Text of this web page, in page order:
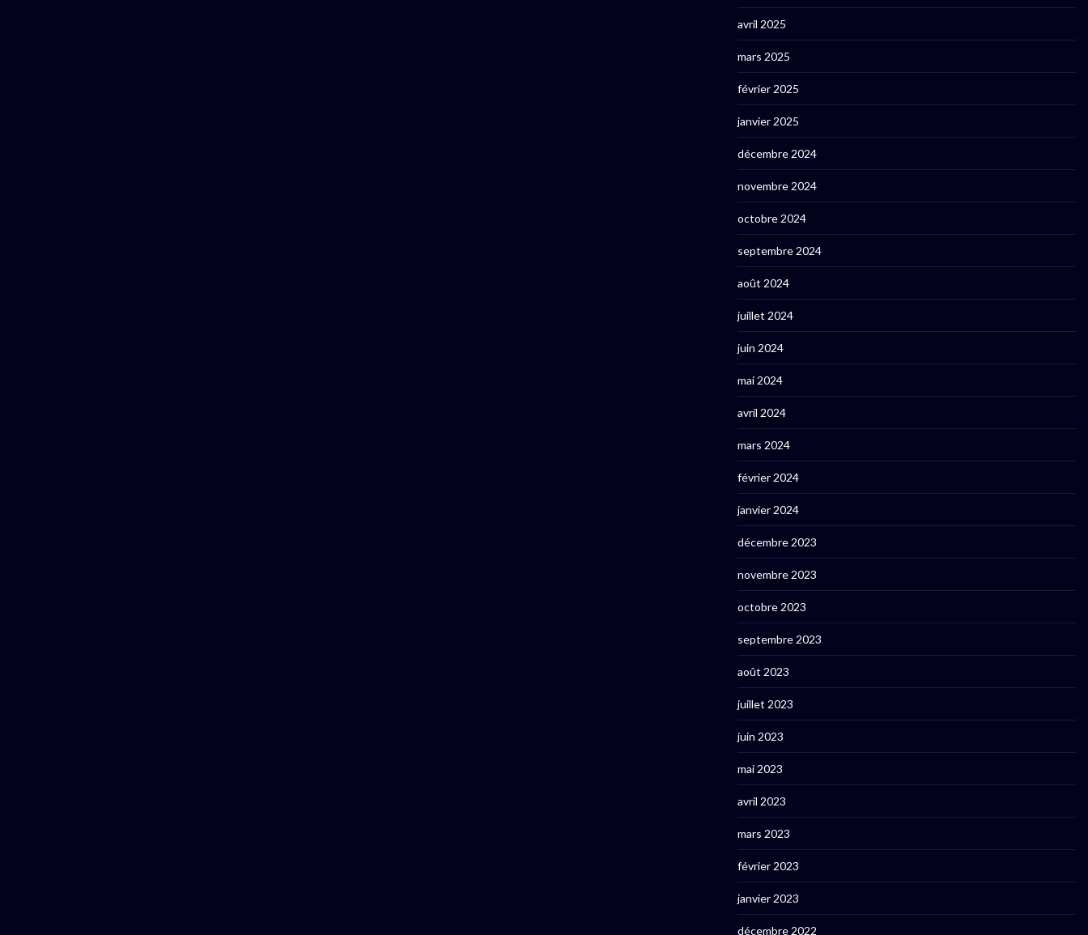
avril 2025
mars 2025
février 2025
janvier 2025
décembre 2024
novembre 2024
octobre 2024
septembre 2024
août 2024
juillet 2024
juin 2024
mai 2024
avril 2024
mars 2024
février 2024
janvier 2024
décembre 2023
novembre 2023
octobre 2023
septembre 2023
août 2023
juillet 2023
juin 2023
mai 2023
avril 2023
mars 2023
février 2023
janvier 2023
décembre 2022